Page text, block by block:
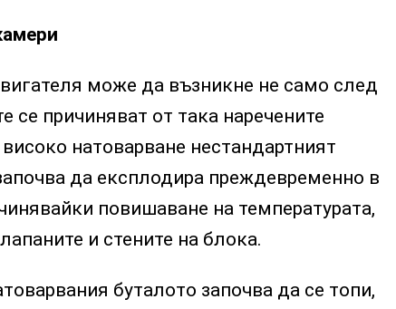
може да възникне не само след
се причиняват от така наречените
натоварване нестандартният
да експлодира преждевременно в
повишаване на температурата,
и стените на блока.
буталото започва да се топи,